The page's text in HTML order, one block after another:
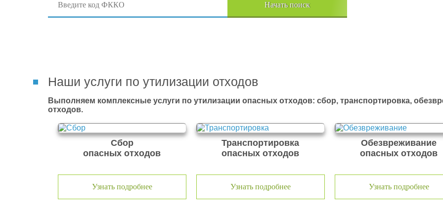
Начать поиск
Наши услуги по утилизации отходов
Выполняем комплексные услуги по утилизации опасных отходов: сбор, транспортировка,
отходов.
Сбор
опасных отходов
Узнать подробнее
Транспортировка
опасных отходов
Узнать подробнее
Обезвреживание
опасных отходов
Узнать подробнее